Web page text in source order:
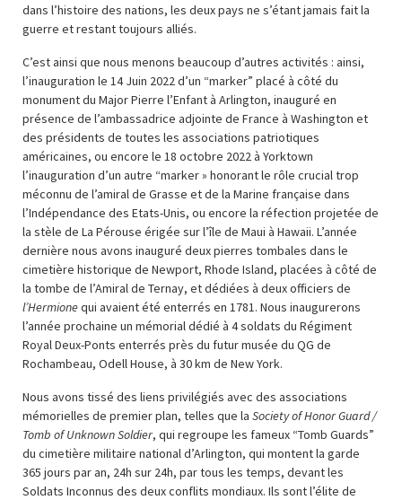
dans l’histoire des nations, les deux pays ne s’étant jamais fait la
guerre et restant toujours alliés.
C’est ainsi que nous menons beaucoup d’autres activités : ainsi,
l’inauguration le 14 Juin 2022 d’un “marker” placé à côté du
monument du Major Pierre l’Enfant à Arlington, inauguré en
présence de l’ambassadrice adjointe de France à Washington et
des présidents de toutes les associations patriotiques
américaines, ou encore le 18 octobre 2022 à Yorktown
l’inauguration d’un autre “marker » honorant le rôle crucial trop
méconnu de l’amiral de Grasse et de la Marine française dans
l’Indépendance des Etats-Unis, ou encore la réfection projetée de
la stèle de La Pérouse érigée sur l’île de Maui à Hawaii. L’année
dernière nous avons inauguré deux pierres tombales dans le
cimetière historique de Newport, Rhode Island, placées à côté de
la tombe de l’Amiral de Ternay, et dédiées à deux officiers de
l’Hermionequi avaient été enterrés en 1781. Nous inaugurerons
l’année prochaine un mémorial dédié à 4 soldats du Régiment
Royal Deux-Ponts enterrés près du futur musée du QG de
Rochambeau, Odell House, à 30 km de New York.
Nous avons tissé des liens privilégiés avec des associations
mémorielles de premier plan, telles que la Society of Honor Guard /
Tomb of Unknown Soldier, qui regroupe les fameux “Tomb Guards”
du cimetière militaire national d’Arlington, qui montent la garde
365 jours par an, 24h sur 24h, par tous les temps, devant les
Soldats Inconnus des deux conflits mondiaux. Ils sont l’élite de